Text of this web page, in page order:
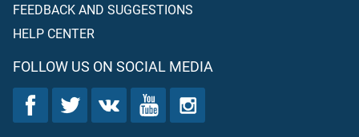
FEEDBACK AND SUGGESTIONS
HELP CENTER
FOLLOW US ON SOCIAL MEDIA